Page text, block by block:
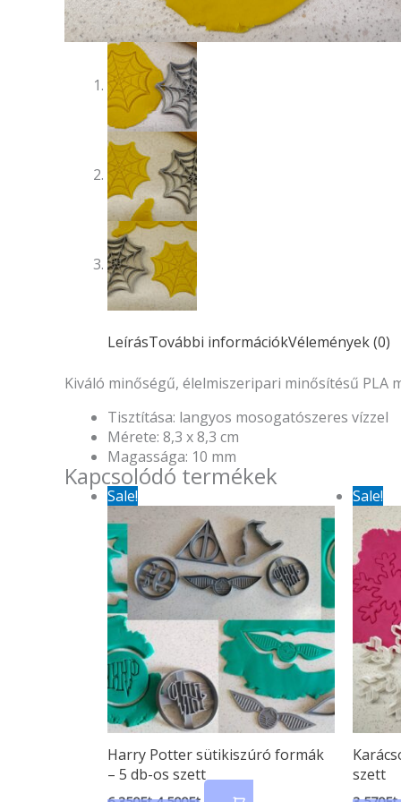
LeírásTovábbi információkVélemények (0)
Kiváló minőségű, élelmiszeripari minősítésű
Tisztítása: langyos mosogatószeres vízzel
Mérete: 8,3 x 8,3 cm
Magassága: 10 mm
Kapcsolódó termékek
Sale!
Harry Potter sütikiszúró formák
– 5 db-os szett
price
350Ft.
price
is:
4
500Ft.
Sale!
szett